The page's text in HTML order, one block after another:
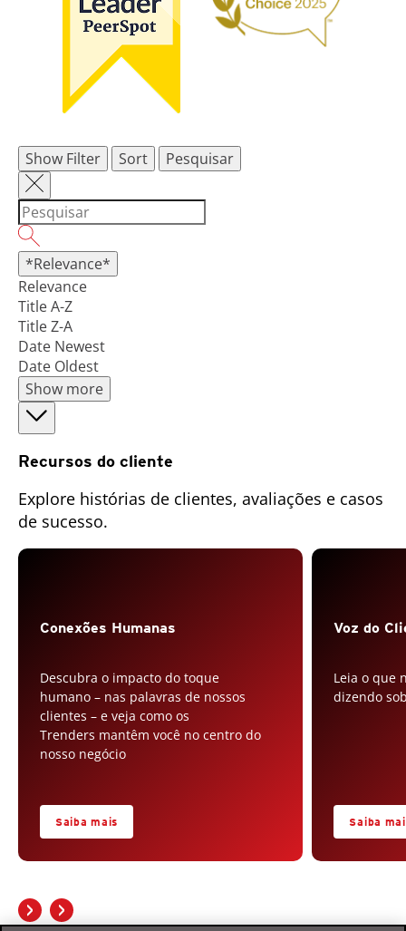
Show Filter Sort Pesquisar
*Relevance*
Relevance
Title A-Z
Title Z-A
Date Newest
Date Oldest
Show more
Recursos do cliente
Explore histórias de clientes, avaliações e casos
de sucesso.
Conexões Humanas
Descubra o impacto do toque
humano – nas palavras de nossos
clientes – e veja como os
Trenders mantêm você no centro do
nosso negócio
Saiba mais
Voz do
Leia o que
dizendo
Saiba